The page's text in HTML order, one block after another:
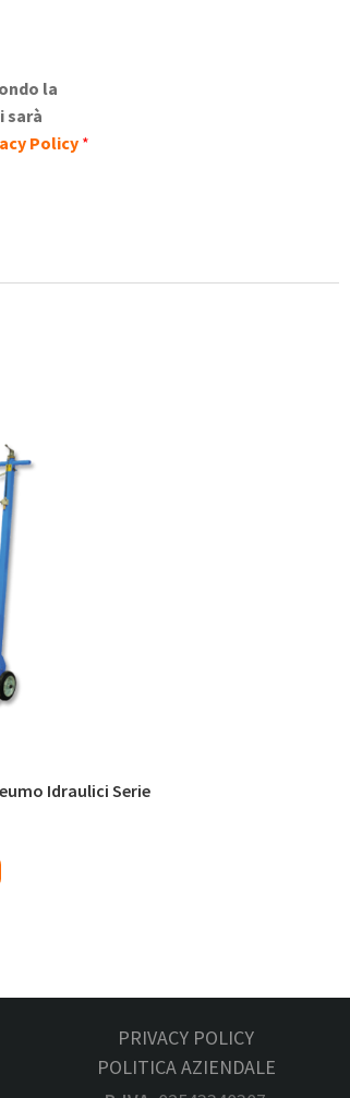
la
sarà
Policy *
Idraulici Serie
PRIVACY POLICY
POLITICA AZIENDALE